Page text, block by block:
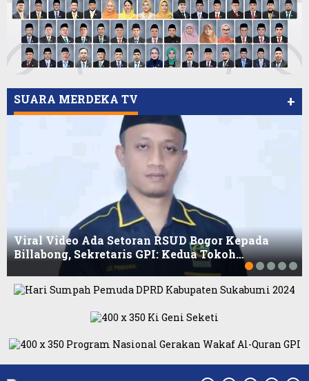
SUARA MERDEKA TV +
Viral Video Ada Setoran RSUD Bogor Kepada
Billabong, Sekretaris GPI: Kedua Tokoh…